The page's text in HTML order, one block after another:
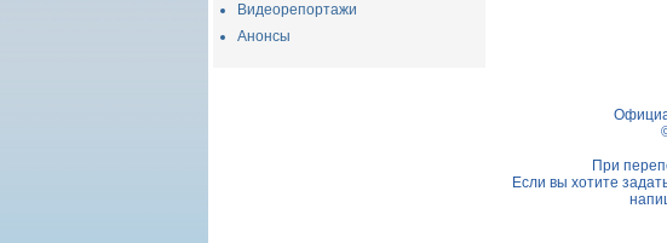
Видеорепортажи
Анонсы
При
Если вы хотите